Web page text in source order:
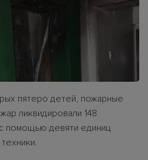
пятеро детей, пожарные
ликвидировали 148
помощью девяти единиц